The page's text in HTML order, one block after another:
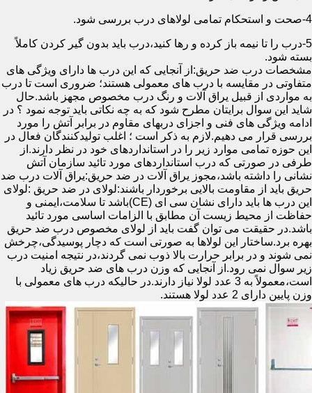
4-صحت و استحکام تمامی لولاهای درب بررسی شود.
5-درب را تا نیمه باز کرده و رها کنید،درب باید بدون گیر کردن کاملاً
بسته شود.
مشخصات درب ضد حریق:از آنجایی که این درب ها دارای ویژگی های
متفاوتی در مقایسه با درب های معمولی هستند؛ ضروری است تا درب
به مواردی از قبیل یراق آلات و رنگ درب مخصوص مجهز باشد.حال
شاید این سوال برایتان مطرح شود که به چه نکاتی باید توجه نمود ؟ در
ادامه ویژگی های فنی و اجزای دربهای مقاوم در برابر آتش را مورد
بررسی قرار می دهیم.لازم به ذکر است ؛ اغلب تولیدکنندگان فعال در
این حوزه تمامی موارد زیر را در استانداردهای خود در نظر دارند.از
طرفی در صورتی که درب استانداردهای مورد تائید سازمان آتش
نشانی را داشته باشد،مجوز یراق آلات در ضد حریق:یراق آلات درب ضد
حریق باید از مقاومت بالایی برخوردار باشند:لولای در ضد حریق :لولای
این درب ها باید دارای نشان سی ای (CE)باشد تا سلامت،ایمنی و
حفاظت از محیط زیست آن مطابق با الزامات اساسی مورد تائید
باشد.در حقیقت می توان گفت باید از لولای مخصوص درب ضد حریق
بهره برد.ساختار این لولاها به صورتی است که دچار پوسیدگی،چرخش
نمی شوند و در برابر حرارت بالا ذوب نمی گردند،در نتیجه امنیت درب
زیر سوال نمی رود.از آنجایی که وزن درب های ضد حریق زیاد
است،معمولاً به 3 عدد لولا نیاز دارند.در حالیکه درب های معمولی با
وزن پایین دارای 2 عدد لولا هستند.